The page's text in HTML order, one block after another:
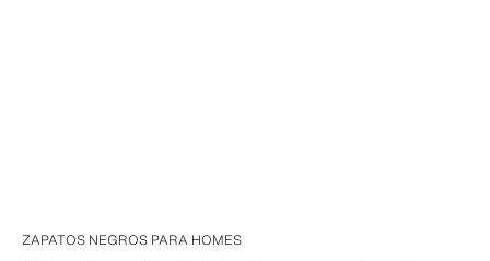
ZAPATOS NEGROS PARA HOMES